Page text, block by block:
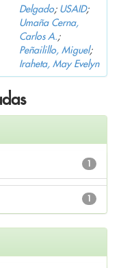
Delgado; USAID;
Umaña Cerna,
Carlos A.;
Peñailillo, Miguel;
Iraheta, May Evelyn
1
1